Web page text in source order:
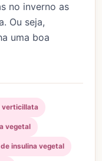
no inverno as
Ou seja,
uma boa
verticillata
vegetal
insulina vegetal